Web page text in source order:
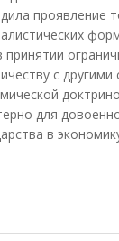
проявление
с
для
в